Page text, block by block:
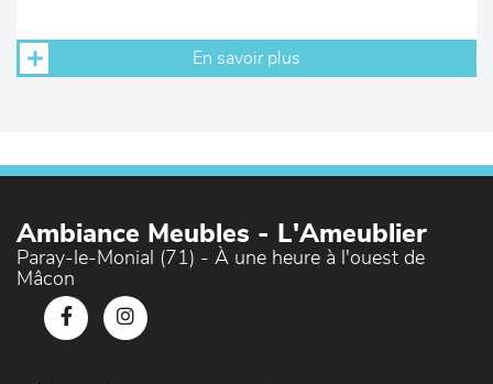
En savoir plus
Ambiance Meubles - L'Ameublier
Paray-le-Monial (71) - À une heure à l'ouest de
Mâcon